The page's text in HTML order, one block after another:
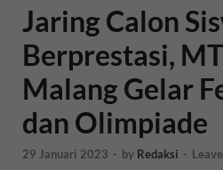
Jaring Calon
Berprestasi,
Malang Gelar
dan Olimpiade
29 Januari 2023 - by Redaksi -